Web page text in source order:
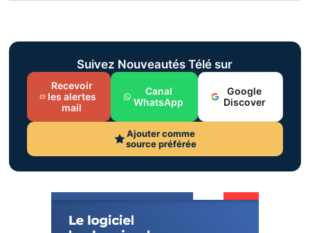
Suivez Nouveautés Télé sur
Recevoir
les alertes
mail
Canal
WhatsApp
Google
Discover
Ajouter comme
source préférée